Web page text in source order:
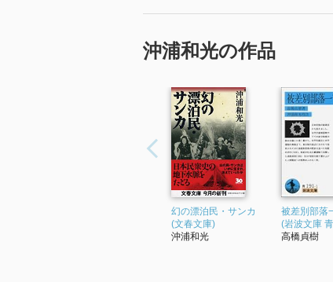
いずれも読ませるが、いくつ
別」丹生谷哲一）、隔離政策
（「菊池恵楓園からの訴え」
論考（「映画『砂の器』が問
た患者に向けた、慟哭のよう
み、あるいは心揺さぶる一文
ハンセン病差別は少なくとも
節』にも癩者が登場する。外
果であるとされたりした。
ハンセン病は感染症であるが
依存するため、こうした特徴
沖浦和光の作品
幻の漂泊民・サンカ
(文春文庫)
沖浦和光
被差別部落
(岩波文庫
高橋貞樹